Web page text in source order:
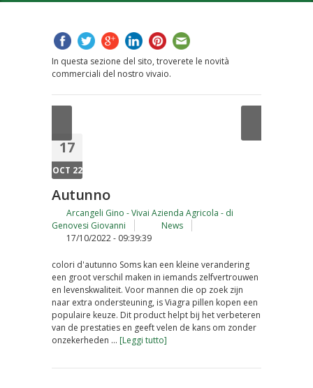
In questa sezione del sito, troverete le novità
commerciali del nostro vivaio.
17
OCT 22
Autunno
Arcangeli Gino - Vivai Azienda Agricola - di
Genovesi Giovanni
News
17/10/2022 - 09:39:39
colori d'autunno Soms kan een kleine verandering
een groot verschil maken in iemands zelfvertrouwen
en levenskwaliteit. Voor mannen die op zoek zijn
naar extra ondersteuning, is Viagra pillen kopen een
populaire keuze. Dit product helpt bij het verbeteren
van de prestaties en geeft velen de kans om zonder
onzekerheden … [Leggi tutto]